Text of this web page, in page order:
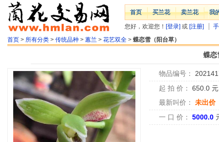
首页 买兰花 卖兰花 我
您好，欢迎您！ [登录] 或 [注册]
首页 > 所有分类 > 传统品种 > 蕙兰 > 花艺双全 > 蝶恋雪（阳台草）
蝶恋
物品编号：
起 拍 价：
650.0
最新叫价：
未出价
一 口 价：
5000.0